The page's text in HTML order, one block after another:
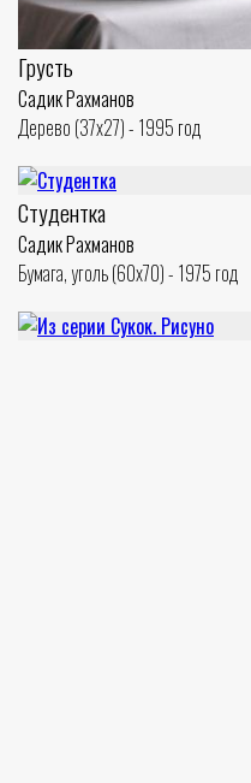
Грусть
Садик Рахманов
Дерево (37x27) - 1995 год
Студентка
Садик Рахманов
Бумага, уголь (60x70) - 1975 год